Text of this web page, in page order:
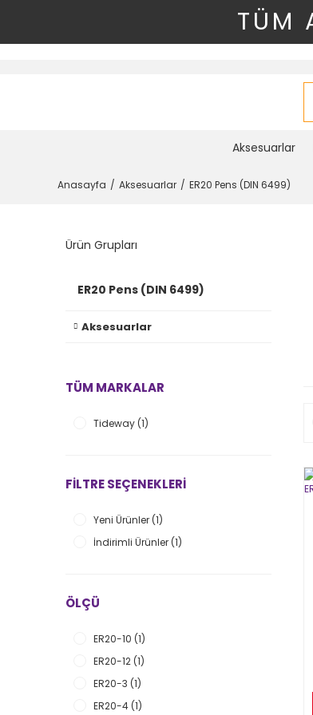
TÜM
Aksesuarlar
Anasayfa Aksesuarlar ER20 Pens (DIN 6499)
Ürün Grupları
ER20 Pens (DIN 6499)
Aksesuarlar
TÜM MARKALAR
Tideway (1)
FILTRE SEÇENEKLERI
Yeni Ürünler (1)
İndirimli Ürünler (1)
ÖLÇÜ
ER20-10 (1)
ER20-12 (1)
ER20-3 (1)
ER20-4 (1)